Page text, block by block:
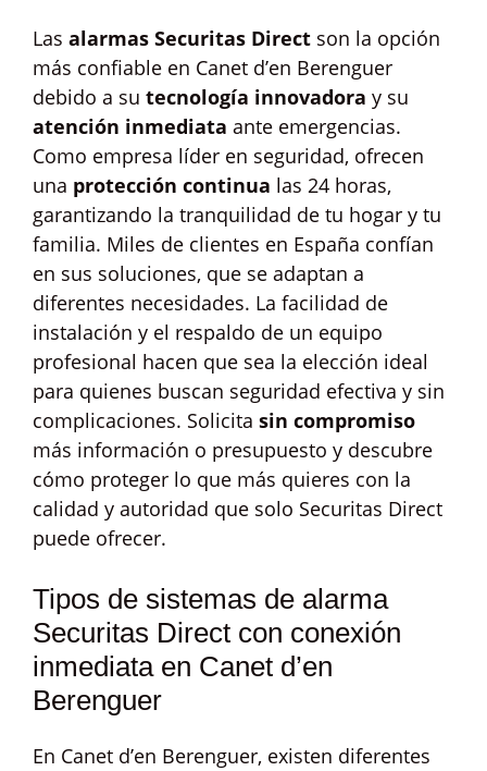
Las alarmas Securitas Direct son la opción
más confiable en Canet d’en Berenguer
debido a su tecnología innovadora y su
atención inmediata ante emergencias.
Como empresa líder en seguridad, ofrecen
una protección continua las 24 horas,
garantizando la tranquilidad de tu hogar y tu
familia. Miles de clientes en España confían
en sus soluciones, que se adaptan a
diferentes necesidades. La facilidad de
instalación y el respaldo de un equipo
profesional hacen que sea la elección ideal
para quienes buscan seguridad efectiva y sin
complicaciones. Solicita sin compromiso
más información o presupuesto y descubre
cómo proteger lo que más quieres con la
calidad y autoridad que solo Securitas Direct
puede ofrecer.
Tipos de sistemas de alarma
Securitas Direct con conexión
inmediata en Canet d’en
Berenguer
En Canet d’en Berenguer, existen diferentes